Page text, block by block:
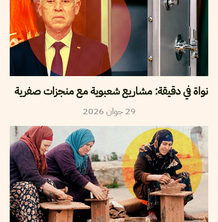
نواة في دقيقة: مشاريع شعبوية مع منجزات صفرية
29 جوان2026